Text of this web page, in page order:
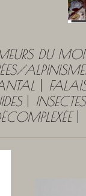
DU
INSECTES